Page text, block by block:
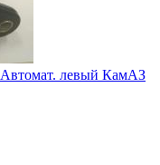
левый КамАЗ